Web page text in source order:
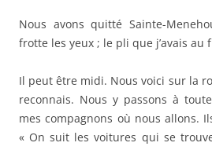
Nous avons quitté Sainte-
frotte les yeux ; le pli que j’avais au
Il peut être midi. Nous voici sur la
reconnais. Nous y passons à
mes compagnons où nous allons.
« On suit les voitures qui se